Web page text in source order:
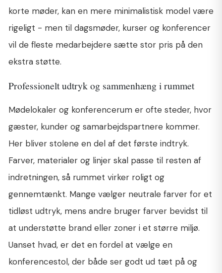
korte møder, kan en mere minimalistisk model være
rigeligt - men til dagsmøder, kurser og konferencer
vil de fleste medarbejdere sætte stor pris på den
ekstra støtte.
Professionelt udtryk og sammenhæng i rummet
Mødelokaler og konferencerum er ofte steder, hvor
gæster, kunder og samarbejdspartnere kommer.
Her bliver stolene en del af det første indtryk.
Farver, materialer og linjer skal passe til resten af
indretningen, så rummet virker roligt og
gennemtænkt. Mange vælger neutrale farver for et
tidløst udtryk, mens andre bruger farver bevidst til
at understøtte brand eller zoner i et større miljø.
Uanset hvad, er det en fordel at vælge en
konferencestol, der både ser godt ud tæt på og